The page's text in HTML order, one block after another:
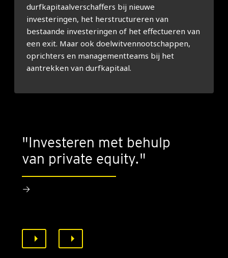
durfkapitaalverschaffers bij nieuwe
investeringen, het herstructureren van
bestaande investeringen of het effectueren van
een exit. Maar ook doelwitvennootschappen,
oprichters en managementteams bij het
aantrekken van durfkapitaal.
"Investeren met behulp
van private equity."
→